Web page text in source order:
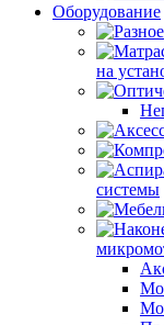
Оборудование
на
системы